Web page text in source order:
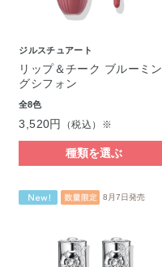
ジルスチュアート
リップ＆チーク ブルーミン
グシフォン
全8色
3,520円 （税込）※
種類を選ぶ
8月7日発売